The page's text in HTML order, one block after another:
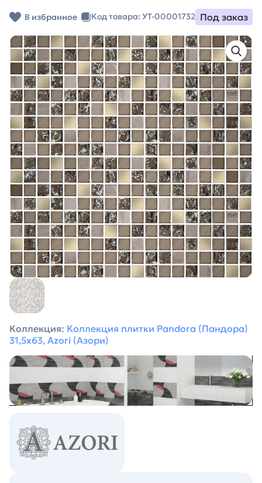
В избранное Код товара: УТ-00001732 Под заказ
Коллекция: Коллекция плитки Pandora (Пандора)
31,5х63, Azori (Азори)